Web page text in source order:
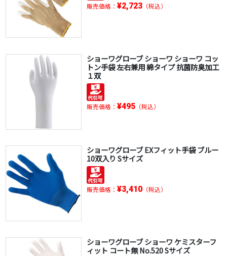
販売価格： ¥2,723（税込）
ショーワグローブ ショーワ ショーワ コッ
トン手袋 左右兼用 綿タイプ 抗菌防臭加工
１双
販売価格： ¥495（税込）
ショーワグローブ EXフィット手袋 ブルー
10双入り Sサイズ
販売価格： ¥3,410（税込）
ショーワグローブ ショーワ ケミスターフ
ィット コート無 No.520 Sサイズ